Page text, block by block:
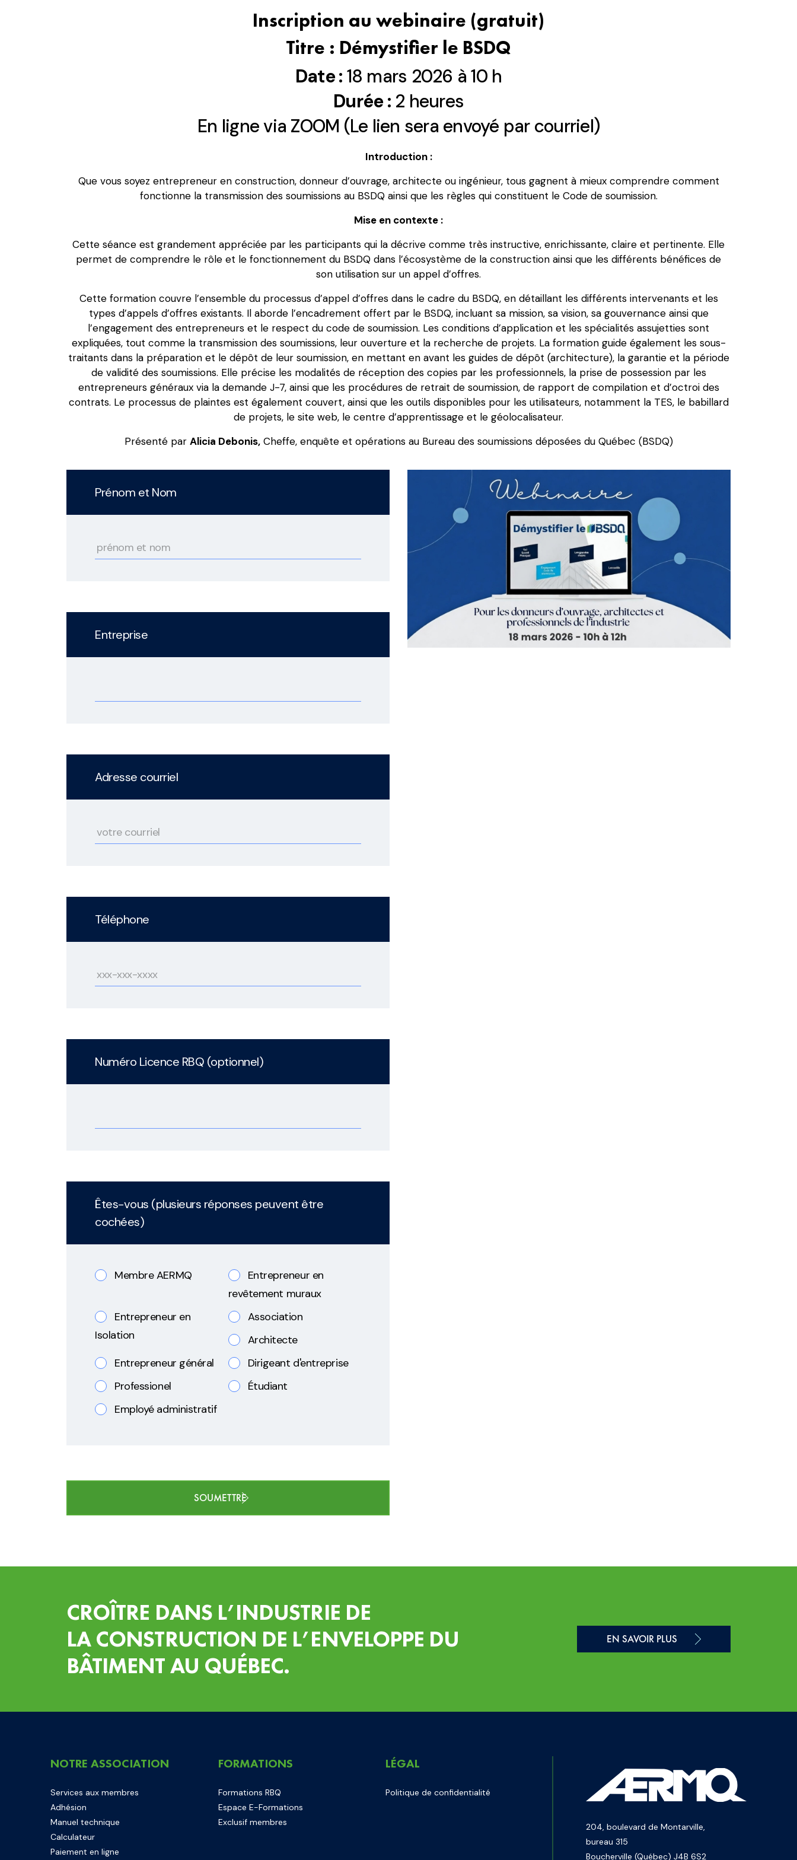
Inscription au webinaire (gratuit)
Titre : Démystifier le BSDQ
Date : 18 mars 2026 à 10 h
Durée :2 heures
En ligne via ZOOM (Le lien sera envoyé par courriel)
Introduction :
Que vous soyez entrepreneur en construction, donneur d’ouvrage, architecte ou ingénieur, tous gagnent à mieux comprendre comment
fonctionne la transmission des soumissions au BSDQ ainsi que les règles qui constituent le Code de soumission.
Mise en contexte :
Cette séance est grandement appréciée par les participants qui la décrive comme très instructive, enrichissante, claire et pertinente. Elle
permet de comprendre le rôle et le fonctionnement du BSDQ dans l’écosystème de la construction ainsi que les différents bénéfices de
son utilisation sur un appel d’offres.
Cette formation couvre l’ensemble du processus d’appel d’offres dans le cadre du BSDQ, en détaillant les différents intervenants et les
types d’appels d’offres existants. Il aborde l’encadrement offert par le BSDQ, incluant sa mission, sa vision, sa gouvernance ainsi que
l’engagement des entrepreneurs et le respect du code de soumission. Les conditions d’application et les spécialités assujetties sont
expliquées, tout comme la transmission des soumissions, leur ouverture et la recherche de projets. La formation guide également les sous-
traitants dans la préparation et le dépôt de leur soumission, en mettant en avant les guides de dépôt (architecture), la garantie et la période
de validité des soumissions. Elle précise les modalités de réception des copies par les professionnels, la prise de possession par les
entrepreneurs généraux via la demande J-7, ainsi que les procédures de retrait de soumission, de rapport de compilation et d’octroi des
contrats. Le processus de plaintes est également couvert, ainsi que les outils disponibles pour les utilisateurs, notamment la TES, le babillard
de projets, le site web, le centre d’apprentissage et le géolocalisateur.
Présenté par Alicia Debonis,Cheffe, enquête et opérations au Bureau des soumissions déposées du Québec (BSDQ)
Prénom et Nom
Entreprise
Adresse courriel
Téléphone
Numéro Licence RBQ (optionnel)
Êtes-vous (plusieurs réponses peuvent être
cochées)
Membre AERMQ
Entrepreneur en
revêtement muraux
Entrepreneur en
Isolation
Association
Architecte
Entrepreneur général
Dirigeant d'entreprise
Professionel
Étudiant
Employé administratif
CROÎTRE DANS L’INDUSTRIE DE
LA CONSTRUCTION DE L’ENVELOPPE DU
BÂTIMENT AU QUÉBEC.
EN SAVOIR PLUS
NOTRE ASSOCIATION
Services aux membres
Adhésion
Manuel technique
Calculateur
Paiement en ligne
FORMATIONS
Formations RBQ
Espace E-Formations
Exclusif membres
LÉGAL
Politique de confidentialité
204, boulevard de Montarville,
bureau 315
Boucherville (Québec) J4B 6S2